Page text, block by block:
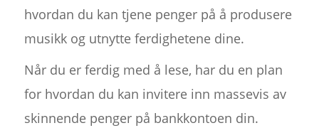
hvordan du kan tjene penger på å produsere
musikk og utnytte ferdighetene dine.
Når du er ferdig med å lese, har du en plan
for hvordan du kan invitere inn massevis av
skinnende penger på bankkontoen din.